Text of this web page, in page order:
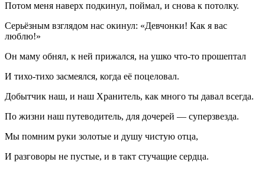
Потом меня наверх подкинул, поймал, и снова к потолку.
Серьёзным взглядом нас окинул: «Девчонки! Как я вас
люблю!»
Он маму обнял, к ней прижался, на ушко что-то прошептал
И тихо-тихо засмеялся, когда её поцеловал.
Добытчик наш, и наш Хранитель, как много ты давал всегда.
По жизни наш путеводитель, для дочерей — суперзвезда.
Мы помним руки золотые и душу чистую отца,
И разговоры не пустые, и в такт стучащие сердца.